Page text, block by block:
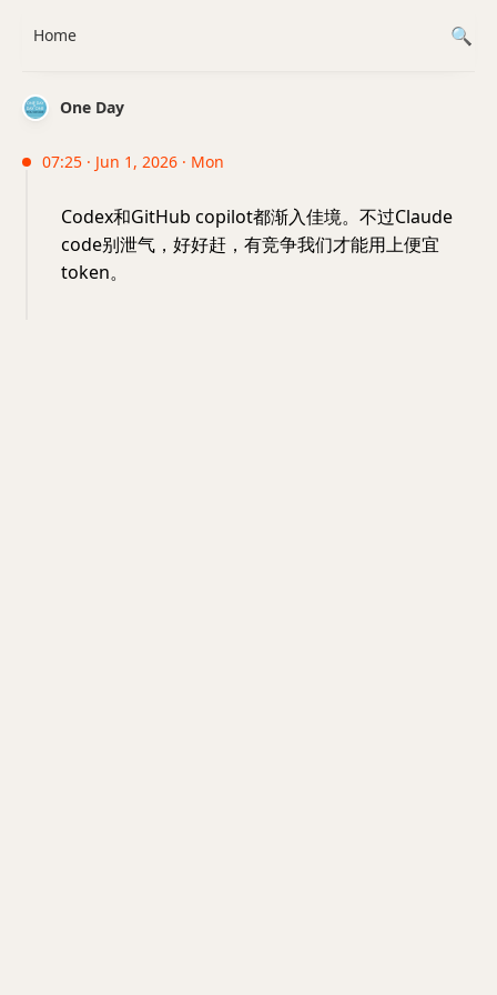
One Day
07:25 · Jun 1, 2026 · Mon
Codex和GitHub copilot都渐入佳境。不过Claude
code别泄气，好好赶，有竞争我们才能用上便宜
token。
Home